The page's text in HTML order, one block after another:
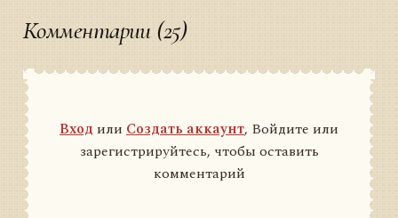
Комментарии (25)
Вход или Создать аккаунт, Войдите или
зарегистрируйтесь, чтобы оставить
комментарий